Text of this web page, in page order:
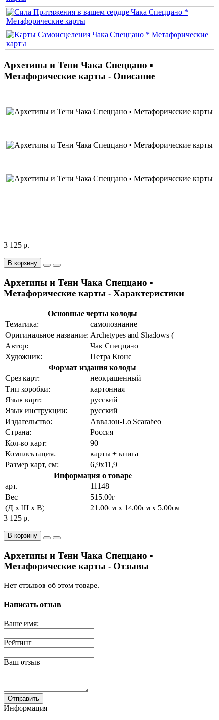
Архетипы и Тени Чака Спеццано ▪
Метафорические карты - Описание
3 125 р.
В корзину
Архетипы и Тени Чака Спеццано ▪
Метафорические карты - Характеристики
Основные черты колоды
Тематика:
самопознание
Оригинальное название: Archetypes and Shadows (
Автор:
Чак Спеццано
Художник:
Петра Кюне
Формат издания колоды
Срез карт:
неокрашенный
Тип коробки:
картонная
Язык карт:
русский
Язык инструкции:
русский
Издательство:
Аввалон-Lo Scarabeo
Страна:
Россия
Кол-во карт:
90
Комплектация:
карты + книга
Размер карт, см:
6,9х11,9
Информация о товаре
арт.
11148
Вес
515.00г
(Д x Ш x В)
21.00см x 14.00см x 5.00см
3 125 р.
В корзину
Архетипы и Тени Чака Спеццано ▪
Метафорические карты - Отзывы
Нет отзывов об этом товаре.
Написать отзыв
Ваше имя:
Рейтинг
Ваш отзыв
Отправить
Информация